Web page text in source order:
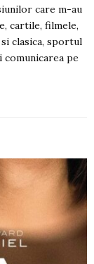
care m-au
cartile, filmele,
clasica, sportul
comunicarea pe